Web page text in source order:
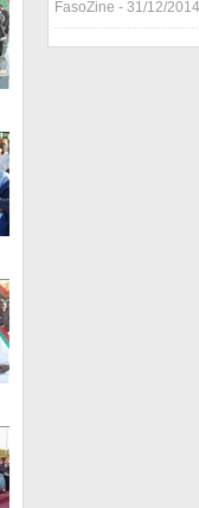
FasoZine - 31/12/2014